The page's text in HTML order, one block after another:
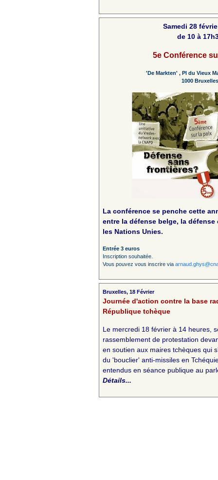
Samedi 28
de 10 à
5e Conférence
'De Markten' , Pl du Vieux
1000 Bruxelles
La conférence se penche cette
entre la défense belge, la défense
les Nations Unies.
Entrée 3 euros
Inscription souhaitée.
Vous pouvez vous inscrire via
Bruxelles, 18 Février
Journée d'action contre la base
République tchèque
Le mercredi 18 février à 14 heures,
rassemblement de protestation
en soutien aux maires tchèques qui
du 'bouclier' anti-missiles en
entendus en séance publique au
Détails...